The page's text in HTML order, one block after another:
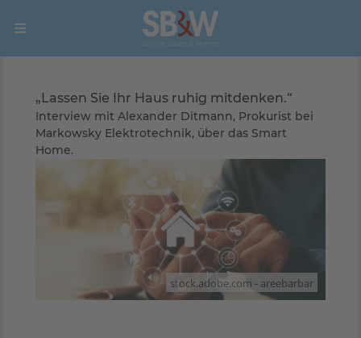
„Lassen Sie Ihr Haus ruhig mitdenken.“
Interview mit Alexander Ditmann, Prokurist bei
Markowsky Elektrotechnik, über das Smart
Home.
stock.adobe.com - areebarbar